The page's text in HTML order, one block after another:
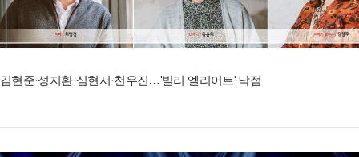
김현준·성지환·심현서·천우진…'빌리 엘리어트' 낙점